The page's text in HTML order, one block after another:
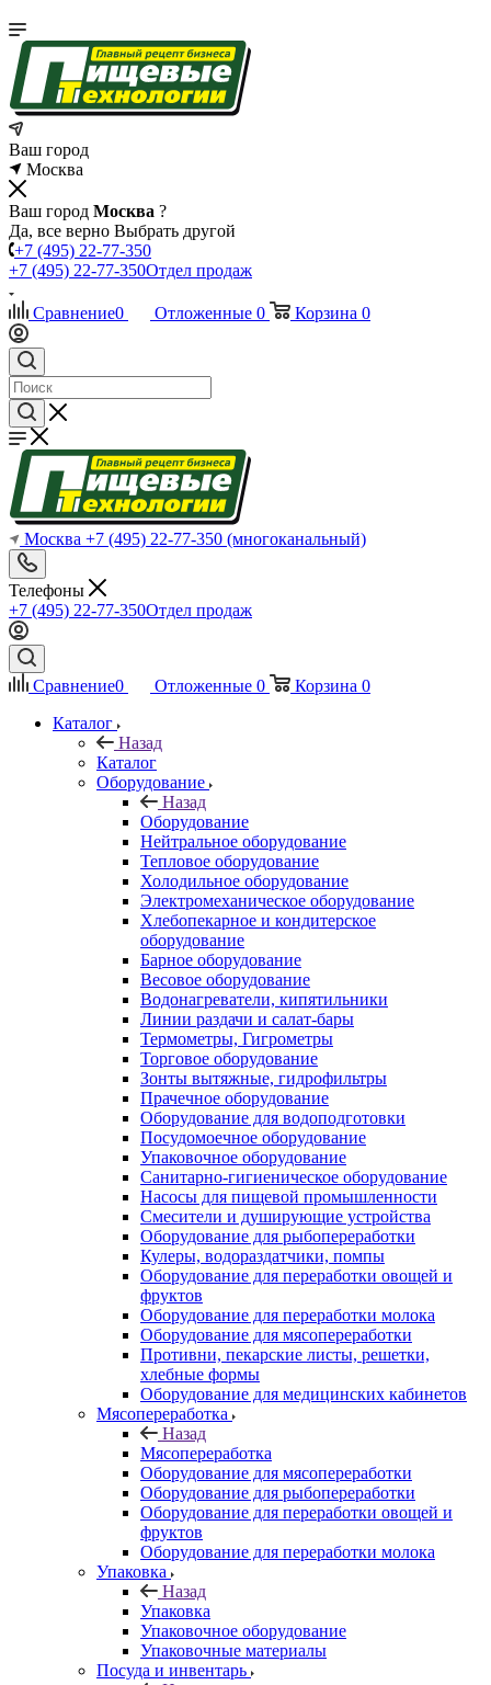
Ваш город
Москва
Ваш город Москва ?
Да, все верно Выбрать другой
+7 (495) 22-77-350
+7 (495) 22-77-350Отдел продаж
Сравнение0 Отложенные 0 Корзина 0
Москва +7 (495) 22-77-350 (многоканальный)
Телефоны
+7 (495) 22-77-350Отдел продаж
Сравнение0 Отложенные 0 Корзина 0
Каталог
Назад
Каталог
Оборудование
Назад
Оборудование
Нейтральное оборудование
Тепловое оборудование
Холодильное оборудование
Электромеханическое оборудование
Хлебопекарное и кондитерское
оборудование
Барное оборудование
Весовое оборудование
Водонагреватели, кипятильники
Линии раздачи и салат-бары
Термометры, Гигрометры
Торговое оборудование
Зонты вытяжные, гидрофильтры
Прачечное оборудование
Оборудование для водоподготовки
Посудомоечное оборудование
Упаковочное оборудование
Санитарно-гигиеническое оборудование
Насосы для пищевой промышленности
Смесители и душирующие устройства
Оборудование для рыбопереработки
Кулеры, водораздатчики, помпы
Оборудование для переработки овощей и
фруктов
Оборудование для переработки молока
Оборудование для мясопереработки
Противни, пекарские листы, решетки,
хлебные формы
Оборудование для медицинских кабинетов
Мясопереработка
Назад
Мясопереработка
Оборудование для мясопереработки
Оборудование для рыбопереработки
Оборудование для переработки овощей и
фруктов
Оборудование для переработки молока
Упаковка
Назад
Упаковка
Упаковочное оборудование
Упаковочные материалы
Посуда и инвентарь